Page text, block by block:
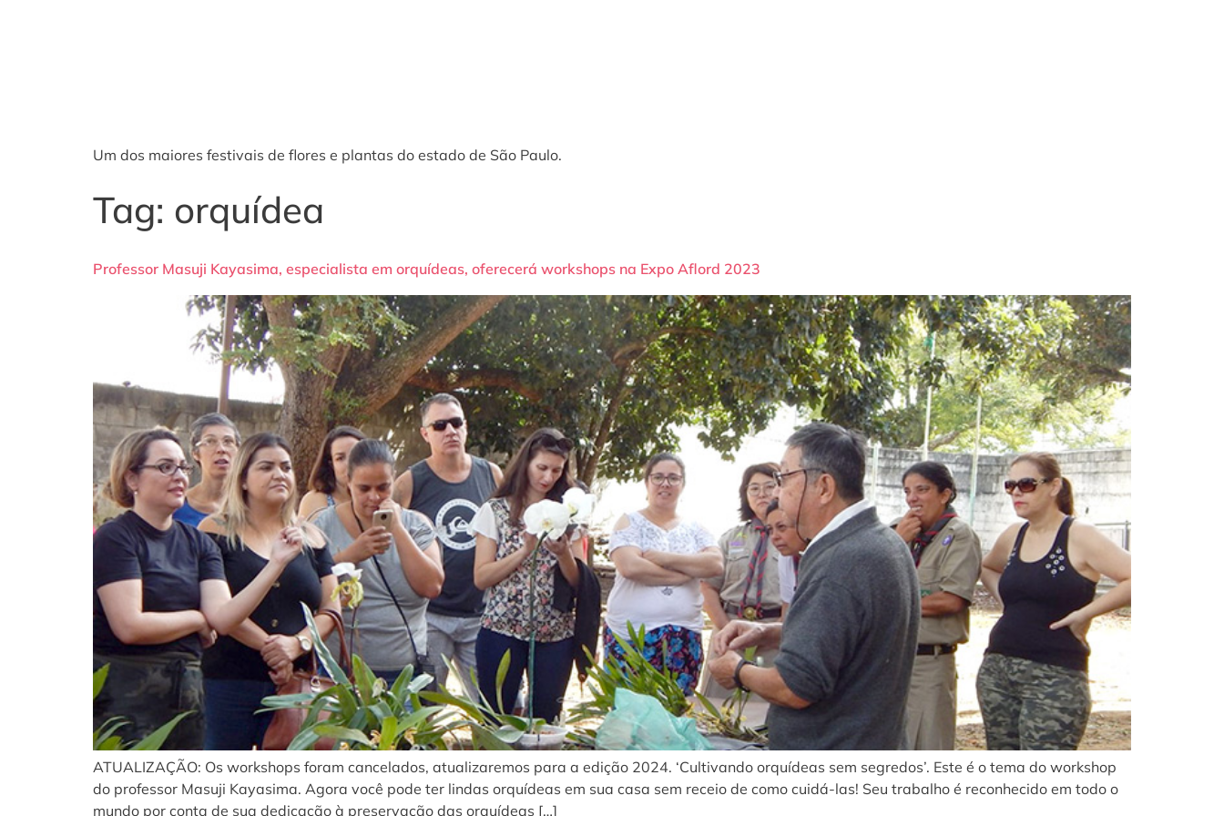
Um dos maiores festivais de flores e plantas do estado de São Paulo.
Tag: orquídea
Professor Masuji Kayasima, especialista em orquídeas, oferecerá workshops na Expo Aflord 2023
ATUALIZAÇÃO: Os workshops foram cancelados, atualizaremos para a edição 2024. ‘Cultivando orquídeas sem segredos’. Este é o tema do workshop
do professor Masuji Kayasima. Agora você pode ter lindas orquídeas em sua casa sem receio de como cuidá-las! Seu trabalho é reconhecido em todo o
mundo por conta de sua dedicação à preservação das orquídeas […]